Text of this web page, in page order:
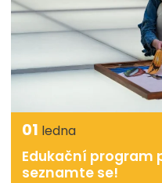
01 ledna
Edukační program
seznamte se!